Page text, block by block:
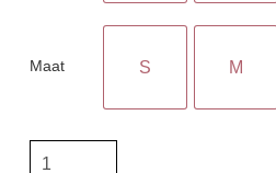
Maat S M